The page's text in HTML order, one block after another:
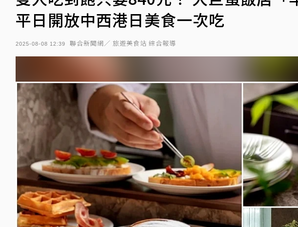
平日開放中西港日美食一次吃
2025-08-08 12:39 聯合新聞網／ 旅遊美食站 綜合報導